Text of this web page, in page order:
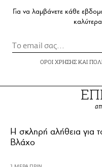
Για να λαμβάνετε κάθε
ΟΡΟΙ ΧΡΗΣΗΣΚΑΙ
H σκληρή αλήθεια για
Βλάχο